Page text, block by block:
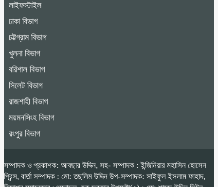
লাইফস্টাইল
ঢাকা বিভাগ
চট্টগ্রাম বিভাগ
খুলনা বিভাগ
বরিশাল বিভাগ
সিলেট বিভাগ
রাজশাহী বিভাগ
ময়মনসিংহ বিভাগ
রংপুর বিভাগ
সম্পাদক ও প্রকাশক: আবছার উদ্দিন, সহ- সম্পাদক : ইন্জিনিয়ার মহাসিন হোসেন
প্রিন্স, বার্তা সম্পাদক : মো: তছলিম উদ্দিন উপ-সম্পাদক: সাইফুল ইসলাম ফাহাদ,